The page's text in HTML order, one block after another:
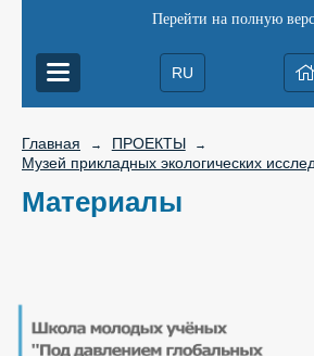
Перейти на полную
RU
Главная → ПРОЕКТЫ →
Музей прикладных экологических
Материалы